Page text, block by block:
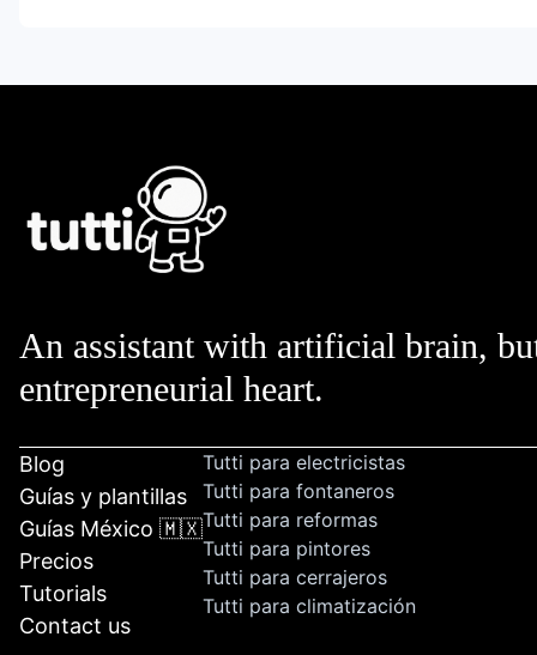
An assistant with artificial brain,
entrepreneurial heart.
Blog
Guías y plantillas
Guías México 🇲🇽
Precios
Tutorials
Contact us
Tutti para electricistas
Tutti para fontaneros
Tutti para reformas
Tutti para pintores
Tutti para cerrajeros
Tutti para climatización